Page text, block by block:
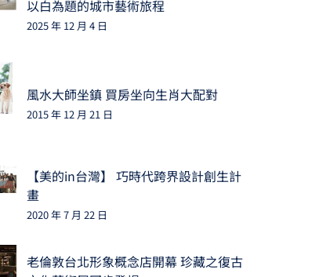
以白為題的城市藝術旅程
2025 年 12 月 4 日
風水大師坐鎮 買房坐向生肖大配對
2015 年 12 月 21 日
【美的in台灣】 巧時代跨界設計創生計
畫
2020 年 7 月 22 日
老倫敦台北形象概念店開幕 珍藏之復古